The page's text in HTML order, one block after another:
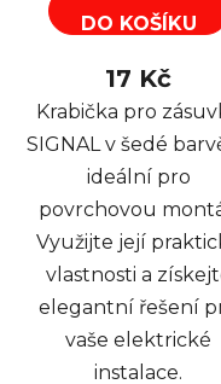
DO KOŠÍKU
17 Kč
Krabička pro
SIGNAL v šedé
ideální pro
povrchovou
Využijte její
vlastnosti a
elegantní řešení
vaše elektrické
instalace.